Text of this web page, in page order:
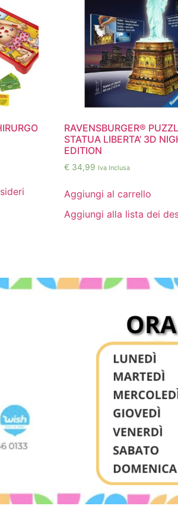
RAVENSBURGER®
STATUA LIBERTA’ 3D
EDITION
€ 34,99 Iva Inclusa
Aggiungi al carrello
Aggiungi alla lista dei